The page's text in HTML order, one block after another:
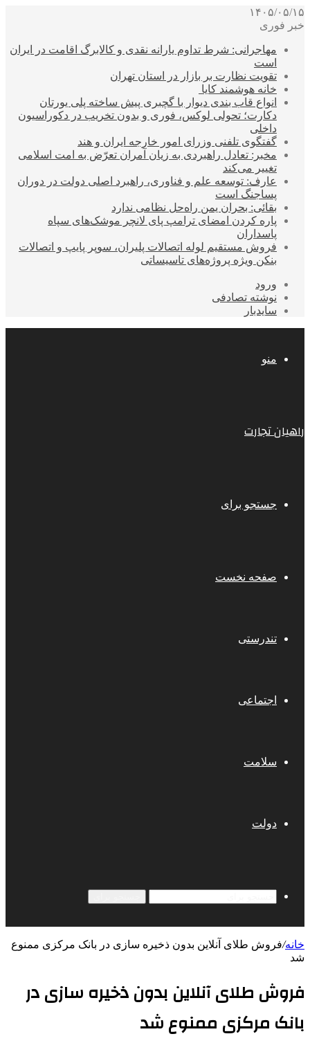
۱۴۰۵/۰۵/۱۵
خبر فوری
مهاجرانی: شرط تداوم یارانه نقدی و کالابرگ اقامت در ایران
است
تقویت نظارت بر بازار در استان تهران
خانه هوشمند کایا
انواع قاب بندی دیوار با گچبری پیش ساخته پلی یورتان
دکارت؛ تحولی لوکس، فوری و بدون تخریب در دکوراسیون
داخلی
گفتگوی تلفنی وزرای امور خارجه ایران و هند
مخبر: تعادل راهبردی به زیان آمران تعرّض به امت اسلامی
تغییر می‌کند
عارف: توسعه علم و فناوری، راهبرد اصلی دولت در دوران
پساجنگ است
بقائی: بحران یمن راه‌حل نظامی ندارد
پاره کردن امضای ترامپ پای لانچر موشک‌های سپاه
پاسداران
فروش مستقیم لوله اتصالات پلیران، سوپر پایپ و اتصالات
بنکن ویژه پروژه‌های تاسیساتی
ورود
نوشته تصادفی
سایدبار
منو
راهیان تجارت
جستجو برای
صفحه نخست
تندرستی
اجتماعی
سلامت
دولت
خانه/فروش طلای آنلاین بدون ذخیره سازی در بانک مرکزی ممنوع
شد
فروش طلای آنلاین بدون ذخیره سازی در
بانک مرکزی ممنوع شد